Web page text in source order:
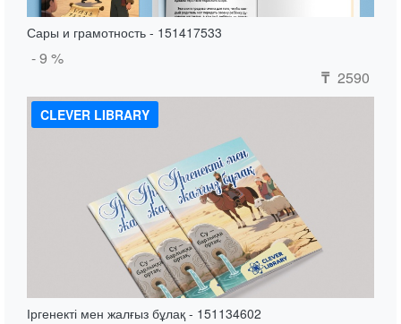
Сары и грамотность - 151417533
- 9 %
₸ 2590
CLEVER LIBRARY
Іргенекті мен жалғыз бұлақ - 151134602